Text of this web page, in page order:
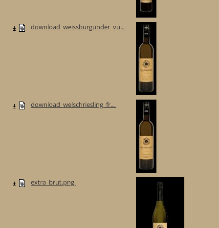
download_weissburgunder_vu...
download_welschriesling_fr...
extra_brut.png